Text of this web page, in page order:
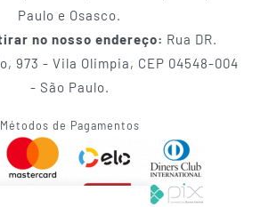
Paulo e Osasco.
no nosso endereço: Rua DR.
973 - Vila Olimpia, CEP 04548-004
- São Paulo.
Métodos de Pagamentos